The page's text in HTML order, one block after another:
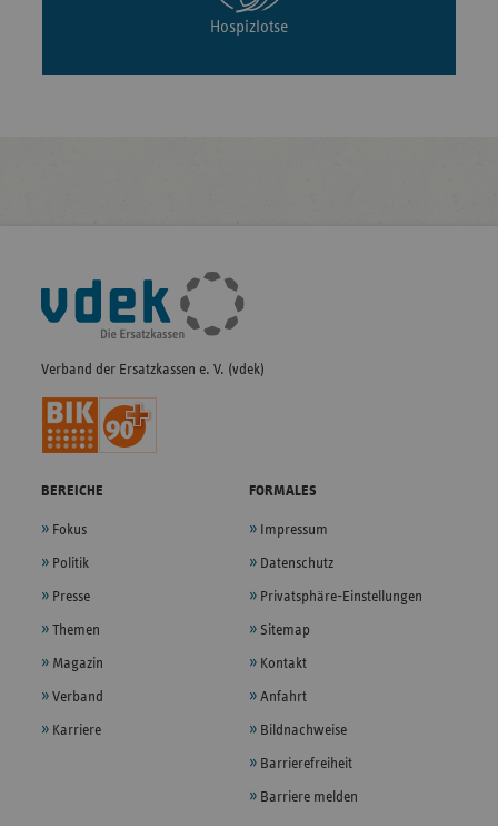
Hospizlotse
Fußleisten-
Navigation
Verband der Ersatzkassen e. V. (vdek)
BEREICHE
Fokus
Politik
Presse
Themen
Magazin
Verband
Karriere
FORMALES
Impressum
Datenschutz
Privatsphäre-Einstellungen
Sitemap
Kontakt
Anfahrt
Bildnachweise
Barrierefreiheit
Barriere melden